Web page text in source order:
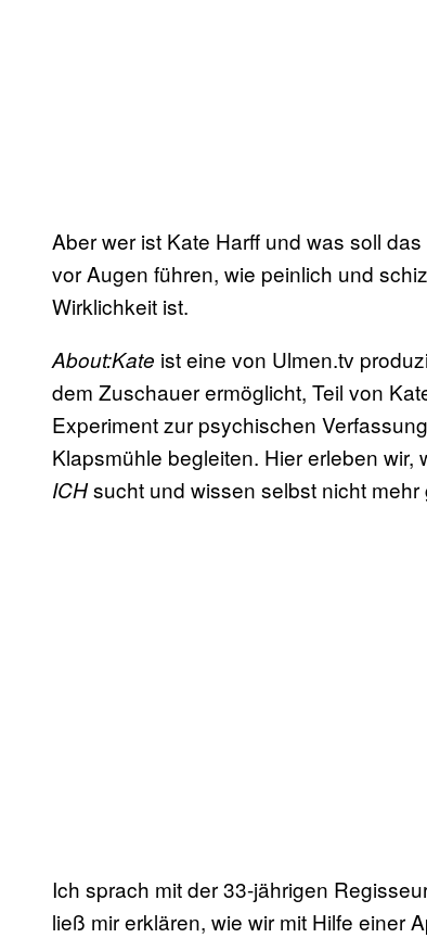
Aber wer ist Kate Harff und was soll
vor Augen führen, wie peinlich und
Wirklichkeit ist.
About:Kate ist eine von Ulmen.tv
dem Zuschauer ermöglicht, Teil von
Experiment zur psychischen
Klapsmühle begleiten. Hier erleben
ICHsucht und wissen selbst nicht
Ich sprach mit der 33-jährigen
ließ mir erklären, wie wir mit Hilfe einer